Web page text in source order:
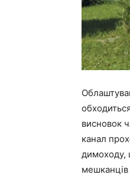
висновок
канал
димоходу,